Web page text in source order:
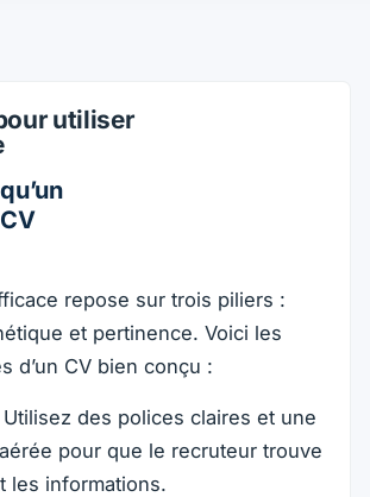
utiliser
repose sur trois piliers :
et pertinence. Voici les
d’un CV bien conçu :
des polices claires et une
pour que le recruteur trouve
les informations.